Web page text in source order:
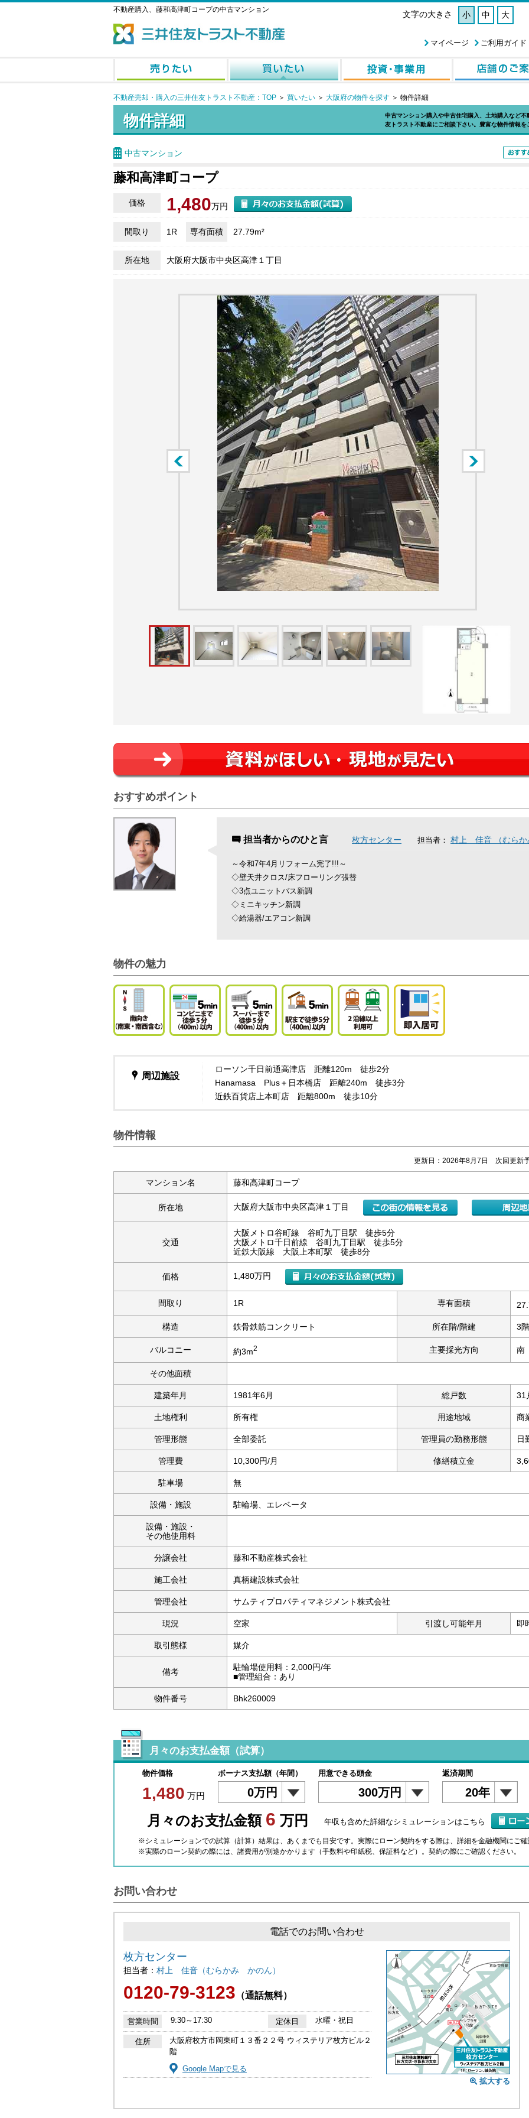
不動産購入、藤和高津町コープの中古マンション 文字の大きさ 小 中 大
ご利用ガイド
マイページ
不動産売却・購入の三井住友トラスト不動産：TOP ＞ 買いたい ＞ 大阪府の物件を探す ＞ 物件詳細
物件詳細
中古マンション購入や中古住宅購入、土地購入など
友トラスト不動産にご相談下さい。豊富な物件情報を
中古マンション
藤和高津町コープ
価格 1,480万円
間取り 1R 専有面積 27.79m²
所在地 大阪府大阪市中央区高津１丁目
おすすめポイント
担当者からのひと言 枚方センター 担当者： 村上 佳音 （むらか
～令和7年4月リフォーム完了!!!～
◇壁天井クロス/床フローリング張替
◇3点ユニットバス新調
◇ミニキッチン新調
◇給湯器/エアコン新調
物件の魅力
周辺施設
ローソン千日前通高津店 距離120m 徒歩2分
Hanamasa Plus＋日本橋店 距離240m 徒歩3分
近鉄百貨店上本町店 距離800m 徒歩10分
物件情報
更新日：2026年8月7日 次回更新
マンション名 藤和高津町コープ
所在地 大阪府大阪市中央区高津１丁目
交通
大阪メトロ谷町線 谷町九丁目駅 徒歩5分
大阪メトロ千日前線 谷町九丁目駅 徒歩5分
近鉄大阪線 大阪上本町駅 徒歩8分
価格 1,480万円
間取り 1R 専有面積
構造 鉄骨鉄筋コンクリート 所在階/階建 3
バルコニー 約3m2 主要採光方向 南
その他面積
建築年月 1981年6月 総戸数 31
土地権利 所有権 用途地域 商
管理形態 全部委託 管理員の勤務形態 日
管理費 10,300円/月 修繕積立金
駐車場 無
設備・施設 駐輪場、エレベータ
設備・施設・
その他使用料
分譲会社 藤和不動産株式会社
施工会社 真柄建設株式会社
管理会社 サムティプロパティマネジメント株式会社
現況 空家 引渡し可能年月 即
取引態様 媒介
備考
駐輪場使用料：2,000円/年
■管理組合：あり
物件番号 Bhk260009
月々のお支払金額（試算）
物件価格
1,480 万円
ボーナス支払額（年間）
0万円
用意できる頭金
300万円
返済期間
20年
月々のお支払金額 6 万円 年収も含めた詳細なシミュレーションはこちら
※シミュレーションでの試算（計算）結果は、あくまでも目安です。実際にローン契約をする際は、詳細を金融機関にご確
※実際のローン契約の際には、諸費用が別途かかります（手数料や印紙税、保証料など）。契約の際にご確認ください。
お問い合わせ
電話でのお問い合わせ
枚方センター
担当者： 村上 佳音（むらかみ かのん）
0120-79-3123 （通話無料）
営業時間 9:30～17:30 定休日 水曜・祝日
住所
大阪府枚方市岡東町１３番２２号 ウィステリア枚方ビル２
階
Google Mapで見る
拡大する